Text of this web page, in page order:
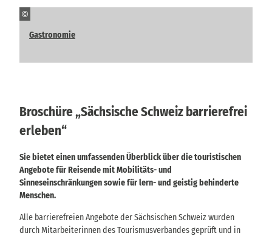
©
Gastronomie
Broschüre „Sächsische Schweiz barrierefrei
erleben“
Sie bietet einen umfassenden Überblick über die touristischen
Angebote für Reisende mit Mobilitäts- und
Sinneseinschränkungen sowie für lern- und geistig behinderte
Menschen.
Alle barrierefreien Angebote der Sächsischen Schweiz wurden
durch Mitarbeiterinnen des Tourismusverbandes geprüft und in